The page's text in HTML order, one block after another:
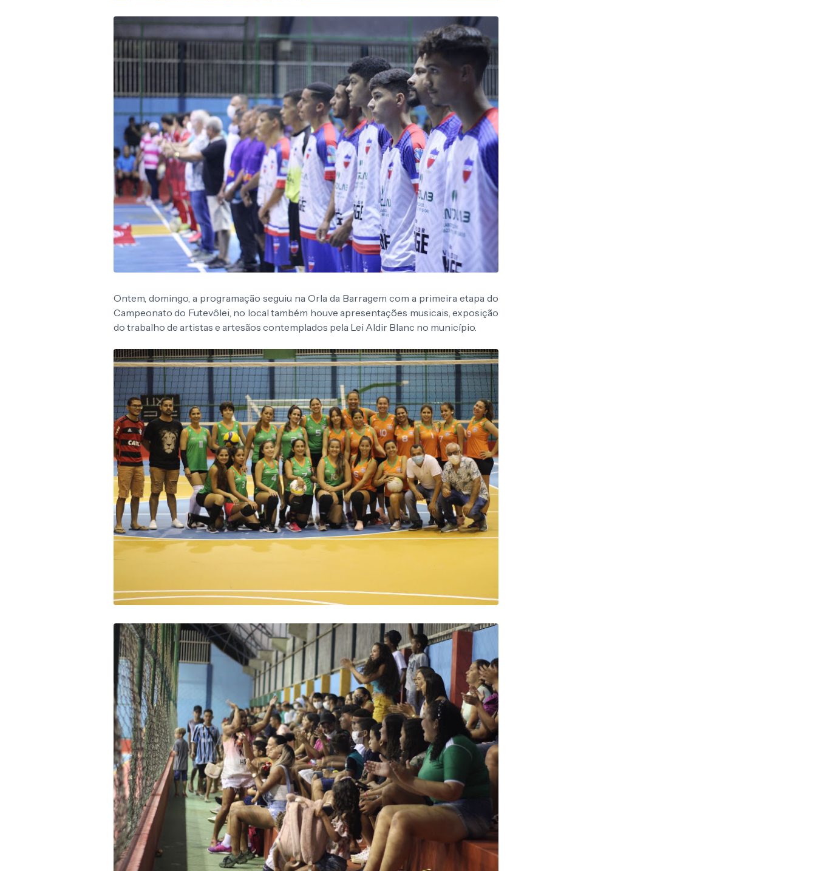
Ontem, domingo, a programação seguiu na Orla da Barragem com a primeira etapa do
Campeonato do Futevôlei, no local também houve apresentações musicais, exposição
do trabalho de artistas e artesãos contemplados pela Lei Aldir Blanc no município.